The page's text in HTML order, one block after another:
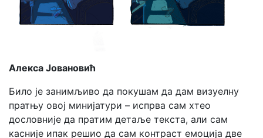
Алекса Јовановић
Било је занимљиво да покушам да дам визуелну
пратњу овој минијатури – испрва сам хтео
дословније да пратим детаље текста, али сам
касније ипак решио да сам контраст емоција две